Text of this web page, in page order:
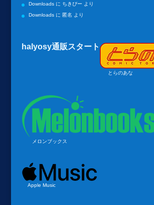
Downloadsに ちきぴー より
Downloadsに 匿名 より
halyosy通販スタート
とらのあな
メロンブックス
Apple Music